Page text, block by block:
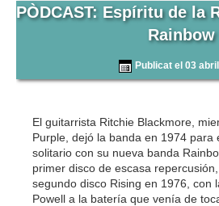
PÒDCAST: Espíritu de la
Rainbow
Publicat el 03
El guitarrista Ritchie Blackmore,
Purple, dejó la banda en 1974 para
solitario con su nueva banda
primer disco de escasa
segundo disco Rising en 1976, con
Powell a la batería que venía de